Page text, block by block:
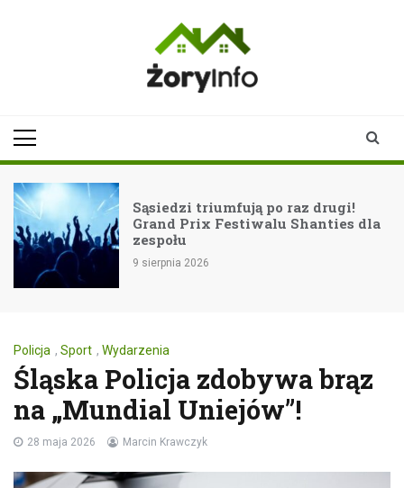
Sąsiedzi triumfują po raz drugi!
Grand Prix Festiwalu Shanties dla
zespołu
9 sierpnia 2026
Policja , Sport , Wydarzenia
Śląska Policja zdobywa brąz
na „Mundial Uniejów”!
28 maja 2026 Marcin Krawczyk